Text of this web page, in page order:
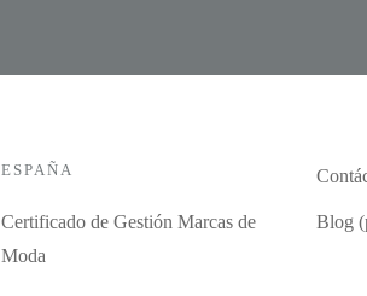
ESPAÑA
Certificado de Gestión Marcas de
Moda
Blog